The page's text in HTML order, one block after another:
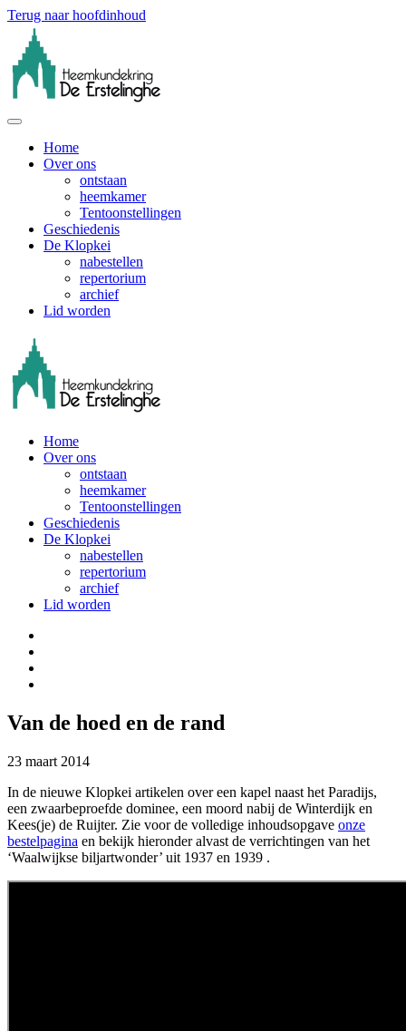
Terug naar hoofdinhoud
Home
Over ons
ontstaan
heemkamer
Tentoonstellingen
Geschiedenis
De Klopkei
nabestellen
repertorium
archief
Lid worden
Home
Over ons
ontstaan
heemkamer
Tentoonstellingen
Geschiedenis
De Klopkei
nabestellen
repertorium
archief
Lid worden
Van de hoed en de rand
23 maart 2014
In de nieuwe Klopkei artikelen over een kapel naast het Paradijs,
een zwaarbeproefde dominee, een moord nabij de Winterdijk en
Kees(je) de Ruijter. Zie voor de volledige inhoudsopgave onze
bestelpagina en bekijk hieronder alvast de verrichtingen van het
‘Waalwijkse biljartwonder’ uit 1937 en 1939 .